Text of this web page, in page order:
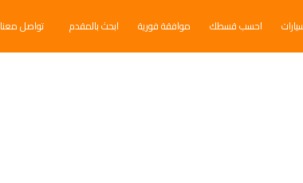
احسب قسطك موافقة فورية ابحث بالمقدم تواصل معنا